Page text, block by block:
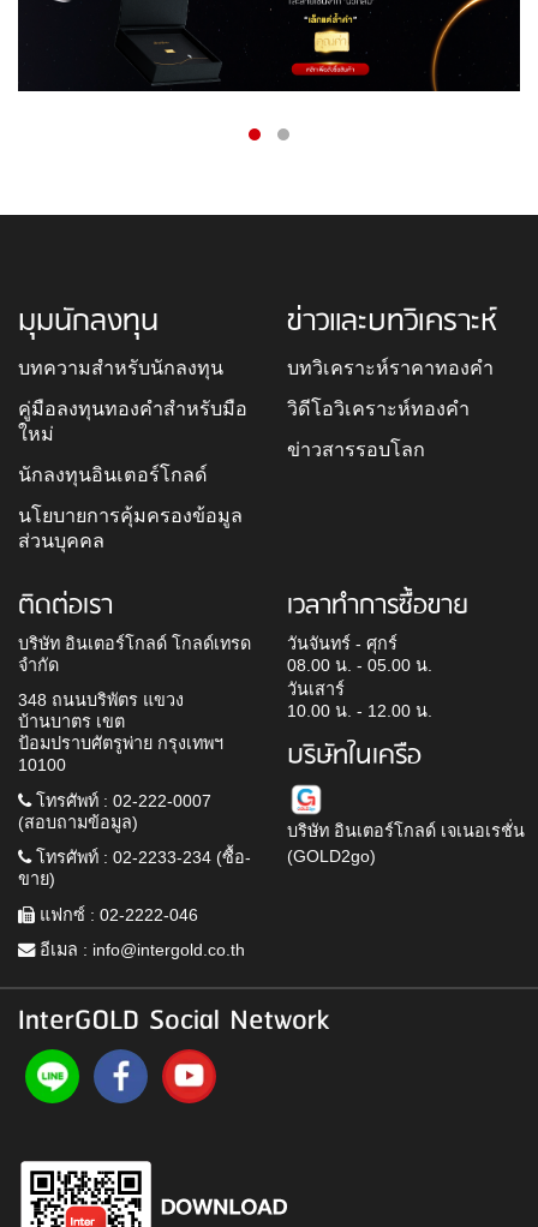
มุมนักลงทุน
บทความสำหรับนักลงทุน
คู่มือลงทุนทองคำสำหรับมือ
ใหม่
นักลงทุนอินเตอร์โกลด์
นโยบายการคุ้มครองข้อมูล
ส่วนบุคคล
ข่าวและบทวิเคราะห์
บทวิเคราะห์ราคาทองคำ
วิดีโอวิเคราะห์ทองคำ
ข่าวสารรอบโลก
ติดต่อเรา
บริษัท อินเตอร์โกลด์ โกลด์เทรด
จำกัด
348 ถนนบริพัตร แขวง
บ้านบาตร เขต
ป้อมปราบศัตรูพ่าย กรุงเทพฯ
10100
โทรศัพท์ : 02-222-0007
(สอบถามข้อมูล)
โทรศัพท์ : 02-2233-234 (ซื้อ-
ขาย)
แฟกซ์ : 02-2222-046
อีเมล : info@intergold.co.th
เวลาทำการซื้อขาย
วันจันทร์ - ศุกร์
08.00 น. - 05.00 น.
วันเสาร์
10.00 น. - 12.00 น.
บริษัทในเครือ
บริษัท อินเตอร์โกลด์ เจเนอเรชั่น
(GOLD2go)
InterGOLD Social Network